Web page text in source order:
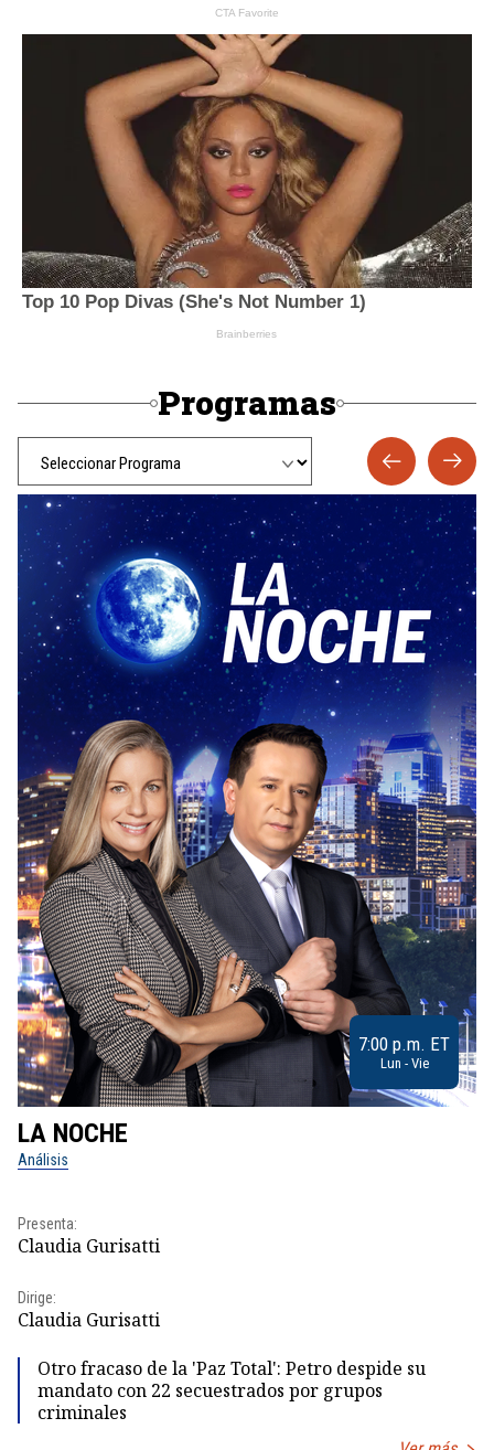
Programas
7:00 p.m. ET
Lun - Vie
LA NOCHE
Análisis
Presenta:
Claudia Gurisatti
Dirige:
Claudia Gurisatti
Otro fracaso de la 'Paz Total': Petro despide su
mandato con 22 secuestrados por grupos
criminales